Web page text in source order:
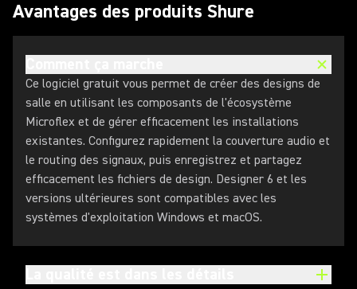
Avantages des produits Shure
Ce logiciel gratuit vous permet de créer des designs de
salle en utilisant les composants de l'écosystème
Microflex et de gérer efficacement les installations
existantes. Configurez rapidement la couverture audio et
le routing des signaux, puis enregistrez et partagez
efficacement les fichiers de design. Designer 6 et les
versions ultérieures sont compatibles avec les
systèmes d'exploitation Windows et macOS.